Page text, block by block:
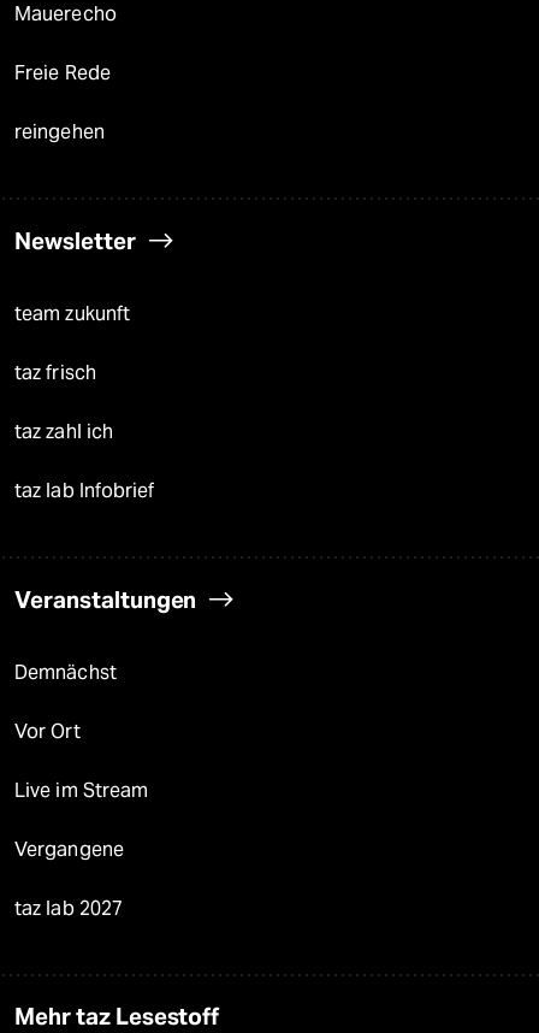
Mauerecho
Freie Rede
reingehen
Newsletter
team zukunft
taz frisch
taz zahl ich
taz lab Infobrief
Veranstaltungen
Demnächst
Vor Ort
Live im Stream
Vergangene
taz lab 2027
Mehr taz Lesestoff